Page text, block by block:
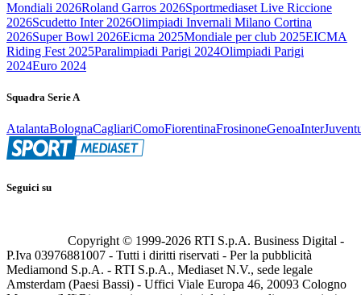
Mondiali 2026Roland Garros 2026Sportmediaset Live Riccione
2026Scudetto Inter 2026Olimpiadi Invernali Milano Cortina
2026Super Bowl 2026Eicma 2025Mondiale per club 2025EICMA
Riding Fest 2025Paralimpiadi Parigi 2024Olimpiadi Parigi
2024Euro 2024
Squadra Serie A
AtalantaBolognaCagliariComoFiorentinaFrosinoneGenoaInter
Seguici su
Copyright © 1999-2026 RTI S.p.A. Business Digital -
P.Iva 03976881007 - Tutti i diritti riservati - Per la pubblicità
Mediamond S.p.A. - RTI S.p.A., Mediaset N.V., sede legale
Amsterdam (Paesi Bassi) - Uffici Viale Europa 46, 20093 Cologno